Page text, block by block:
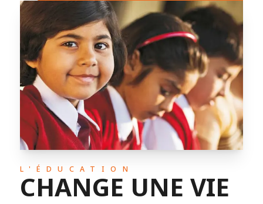
L'ÉDUCATION
CHANGE UNE VIE